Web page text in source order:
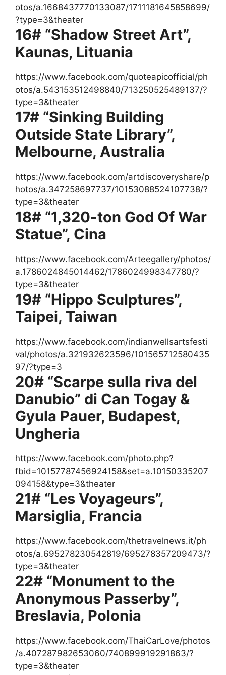
otos/a.1668437770133087/1711181645858699/
?type=3&theater
16# “Shadow Street Art”,
Kaunas, Lituania
https://www.facebook.com/quoteapicofficial/ph
otos/a.543153512498840/713250525489137/?
type=3&theater
17# “Sinking Building
Outside State Library”,
Melbourne, Australia
https://www.facebook.com/artdiscoveryshare/p
hotos/a.347258697737/10153088524107738/?
type=3&theater
18# “1,320-ton God Of War
Statue”, Cina
https://www.facebook.com/Arteegallery/photos/
a.1786024845014462/1786024998347780/?
type=3&theater
19# “Hippo Sculptures”,
Taipei, Taiwan
https://www.facebook.com/indianwellsartsfesti
val/photos/a.321932623596/101565712580435
97/?type=3
20# “Scarpe sulla riva del
Danubio” di Can Togay &
Gyula Pauer, Budapest,
Ungheria
https://www.facebook.com/photo.php?
fbid=10157787456924158&set=a.10150335207
094158&type=3&theater
21# “Les Voyageurs”,
Marsiglia, Francia
https://www.facebook.com/thetravelnews.it/ph
otos/a.695278230542819/695278357209473/?
type=3&theater
22# “Monument to the
Anonymous Passerby”,
Breslavia, Polonia
https://www.facebook.com/ThaiCarLove/photos
/a.407287982653060/740899919291863/?
type=3&theater